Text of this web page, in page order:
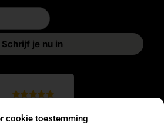
cookie toestemming